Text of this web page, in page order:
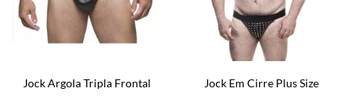
Jock Argola Tripla Frontal Jock Em Cirre Plus Size